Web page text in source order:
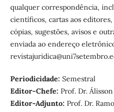
qualquer correspondência,
científicos, cartas aos
cópias, sugestões, avisos e
enviada ao endereço
Periodicidade: Semestral
Editor-Chefe: Prof. Dr.
Editor-Adjunto: Prof. Dr.